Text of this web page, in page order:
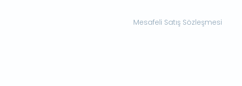
Mesafeli Satış Sözleşmesi